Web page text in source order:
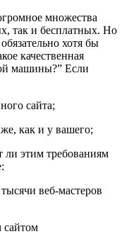
множества
так и бесплатных. Но
хотя бы
качественная
машины?” Если
сайта;
же, как и у вашего;
ли этим требованиям
веб-мастеров
сайтом